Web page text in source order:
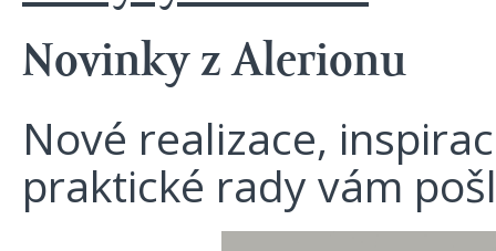
Novinky z Alerionu
Nové realizace,
praktické rady vám